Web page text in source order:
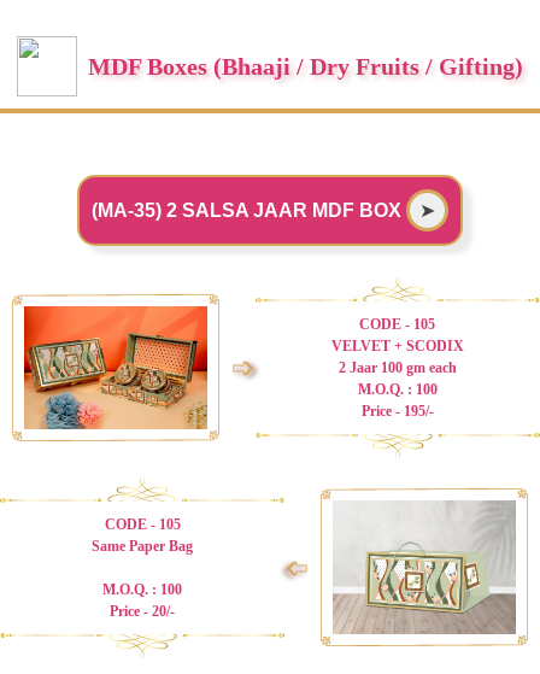
MDF Boxes (Bhaaji / Dry Fruits / Gifting)
(MA-35) 2 SALSA JAAR MDF BOX ➤
➩
CODE - 105
VELVET + SCODIX
2 Jaar 100 gm each
M.O.Q. : 100
Price - 195/-
CODE - 105
Same Paper Bag
M.O.Q. : 100
Price - 20/-
➩